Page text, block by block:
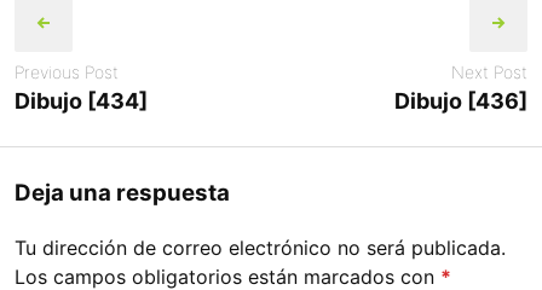
navigation
Previous Post
Dibujo [434]
Next Post
Dibujo [436]
Deja una respuesta
Tu dirección de correo electrónico no será publicada.
Los campos obligatorios están marcados con *